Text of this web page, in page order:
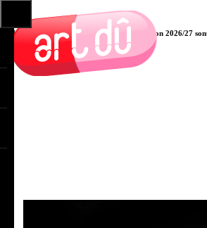
Les pré-inscriptions aux cours pour la saison 2026/27